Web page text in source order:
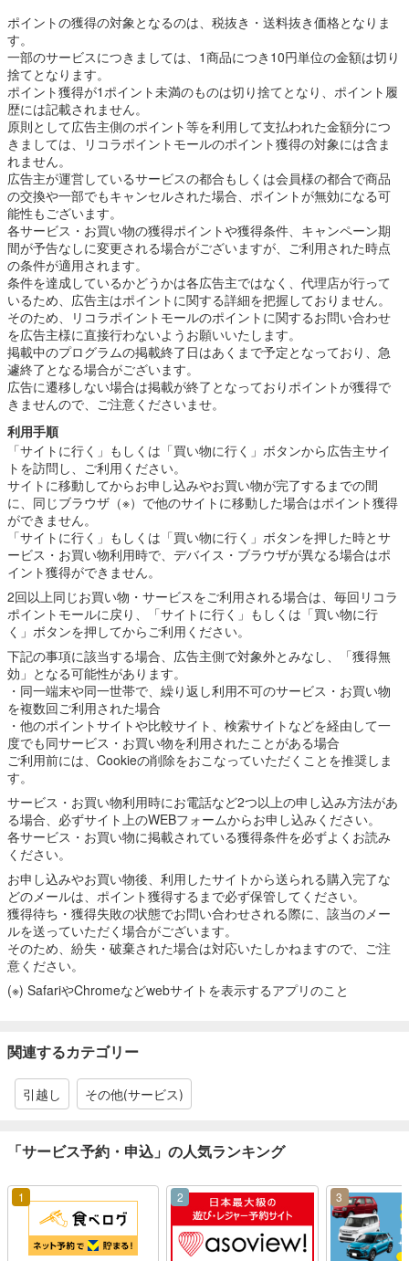
ポイントの獲得の対象となるのは、税抜き・送料抜き価格となりま
す。
一部のサービスにつきましては、1商品につき10円単位の金額は切り
捨てとなります。
ポイント獲得が1ポイント未満のものは切り捨てとなり、ポイント履
歴には記載されません。
原則として広告主側のポイント等を利用して支払われた金額分につ
きましては、リコラポイントモールのポイント獲得の対象には含ま
れません。
広告主が運営しているサービスの都合もしくは会員様の都合で商品
の交換や一部でもキャンセルされた場合、ポイントが無効になる可
能性もございます。
各サービス・お買い物の獲得ポイントや獲得条件、キャンペーン期
間が予告なしに変更される場合がございますが、ご利用された時点
の条件が適用されます。
条件を達成しているかどうかは各広告主ではなく、代理店が行って
いるため、広告主はポイントに関する詳細を把握しておりません。
そのため、リコラポイントモールのポイントに関するお問い合わせ
を広告主様に直接行わないようお願いいたします。
掲載中のプログラムの掲載終了日はあくまで予定となっており、急
遽終了となる場合がございます。
広告に遷移しない場合は掲載が終了となっておりポイントが獲得で
きませんので、ご注意くださいませ。
利用手順
「サイトに行く」もしくは「買い物に行く」ボタンから広告主サイ
トを訪問し、ご利用ください。
サイトに移動してからお申し込みやお買い物が完了するまでの間
に、同じブラウザ（※）で他のサイトに移動した場合はポイント獲得
ができません。
「サイトに行く」もしくは「買い物に行く」ボタンを押した時とサ
ービス・お買い物利用時で、デバイス・ブラウザが異なる場合はポ
イント獲得ができません。
2回以上同じお買い物・サービスをご利用される場合は、毎回リコラ
ポイントモールに戻り、「サイトに行く」もしくは「買い物に行
く」ボタンを押してからご利用ください。
下記の事項に該当する場合、広告主側で対象外とみなし、「獲得無
効」となる可能性があります。
・同一端末や同一世帯で、繰り返し利用不可のサービス・お買い物
を複数回ご利用された場合
・他のポイントサイトや比較サイト、検索サイトなどを経由して一
度でも同サービス・お買い物を利用されたことがある場合
ご利用前には、Cookieの削除をおこなっていただくことを推奨しま
す。
サービス・お買い物利用時にお電話など2つ以上の申し込み方法があ
る場合、必ずサイト上のWEBフォームからお申し込みください。
各サービス・お買い物に掲載されている獲得条件を必ずよくお読み
ください。
お申し込みやお買い物後、利用したサイトから送られる購入完了な
どのメールは、ポイント獲得するまで必ず保管してください。
獲得待ち・獲得失敗の状態でお問い合わせされる際に、該当のメー
ルを送っていただく場合がございます。
そのため、紛失・破棄された場合は対応いたしかねますので、ご注
意ください。
(※) SafariやChromeなどwebサイトを表示するアプリのこと
関連するカテゴリー
引越し その他(サービス)
「サービス予約・申込」の人気ランキング
1 2 3